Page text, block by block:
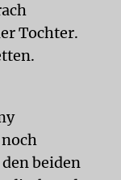
Tochter.
beiden